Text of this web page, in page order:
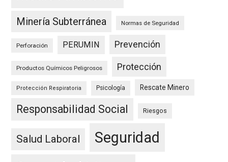
Minería Subterránea Normas de Seguridad
Perforación PERUMIN Prevención
Productos Químicos Peligrosos Protección
Protección Respiratoria Psicología Rescate Minero
Responsabilidad Social Riesgos
Salud Laboral
Seguridad